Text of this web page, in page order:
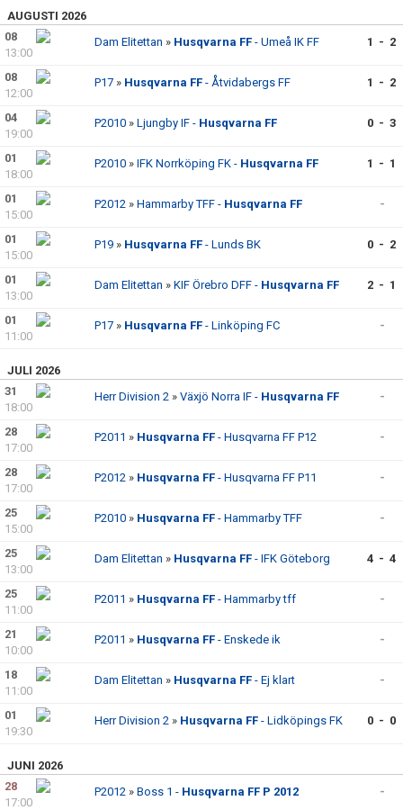
BILDGALLERI
DOKUMENT
FÖRENINGENS MATCHER
SPONSORER
INTERSPORT
ISSA ISKANDERS MINNESFOND
BOKA DIN HEMMAVINSTLOTT SMIDIGT HÄR
BÖRJA SPELA FOTBOLL I HUSQVARNA FF
HFF´S VÄRDEGRUND
"VAPENDRAGARE 2026"
FRITIDSKORTET/AVGIFTER
AUGUSTI 2026
08
13:00
Dam Elitettan » Husqvarna FF - Umeå IK FF 1 - 2
08
12:00
P17 » Husqvarna FF - Åtvidabergs FF 1 - 2
04
19:00
P2010 » Ljungby IF - Husqvarna FF 0 - 3
01
18:00
P2010 » IFK Norrköping FK - Husqvarna FF 1 - 1
01
15:00
P2012 » Hammarby TFF - Husqvarna FF -
01
15:00
P19 » Husqvarna FF - Lunds BK 0 - 2
01
13:00
Dam Elitettan » KIF Örebro DFF - Husqvarna FF 2 - 1
01
11:00
P17 » Husqvarna FF - Linköping FC -
JULI 2026
31
18:00
Herr Division 2 » Växjö Norra IF - Husqvarna FF -
28
17:00
P2011 » Husqvarna FF - Husqvarna FF P12 -
28
17:00
P2012 » Husqvarna FF - Husqvarna FF P11 -
25
15:00
P2010 » Husqvarna FF - Hammarby TFF -
25
13:00
Dam Elitettan » Husqvarna FF - IFK Göteborg 4 - 4
25
11:00
P2011 » Husqvarna FF - Hammarby tff -
21
10:00
P2011 » Husqvarna FF - Enskede ik -
18
11:00
Dam Elitettan » Husqvarna FF - Ej klart -
01
19:30
Herr Division 2 » Husqvarna FF - Lidköpings FK 0 - 0
JUNI 2026
28
17:00
P2012 » Boss 1 - Husqvarna FF P 2012 -